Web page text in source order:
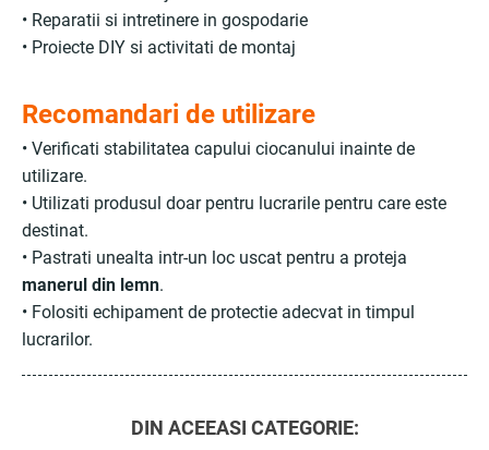
• Reparatii si intretinere in gospodarie
• Proiecte DIY si activitati de montaj
Recomandari de utilizare
• Verificati stabilitatea capului ciocanului inainte de
utilizare.
• Utilizati produsul doar pentru lucrarile pentru care este
destinat.
• Pastrati unealta intr-un loc uscat pentru a proteja
manerul din lemn.
• Folositi echipament de protectie adecvat in timpul
lucrarilor.
DIN ACEEASI CATEGORIE: